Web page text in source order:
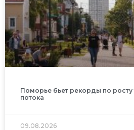
Поморье бьет рекорды по росту
потока
09.08.2026